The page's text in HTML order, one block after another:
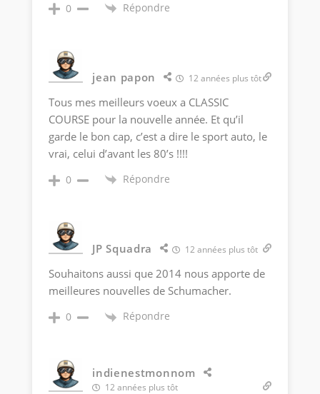
0 Répondre
jean papon 12 années plus tôt
Tous mes meilleurs voeux a CLASSIC
COURSE pour la nouvelle année. Et qu’il
garde le bon cap, c’est a dire le sport auto, le
vrai, celui d’avant les 80’s !!!!
0 Répondre
JP Squadra 12 années plus tôt
Souhaitons aussi que 2014 nous apporte de
meilleures nouvelles de Schumacher.
0 Répondre
indienestmonnom
12 années plus tôt